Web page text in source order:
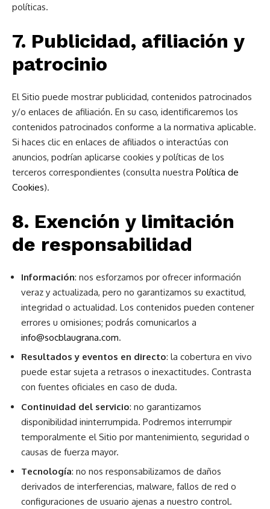
políticas.
7. Publicidad, afiliación y
patrocinio
El Sitio puede mostrar publicidad, contenidos patrocinados
y/o enlaces de afiliación. En su caso, identificaremos los
contenidos patrocinados conforme a la normativa aplicable.
Si haces clic en enlaces de afiliados o interactúas con
anuncios, podrían aplicarse cookies y políticas de los
terceros correspondientes (consulta nuestra Política de
Cookies).
8. Exención y limitación
de responsabilidad
Información: nos esforzamos por ofrecer información
veraz y actualizada, pero no garantizamos su exactitud,
integridad o actualidad. Los contenidos pueden contener
errores u omisiones; podrás comunicarlos a
info@socblaugrana.com.
Resultados y eventos en directo: la cobertura en vivo
puede estar sujeta a retrasos o inexactitudes. Contrasta
con fuentes oficiales en caso de duda.
Continuidad del servicio: no garantizamos
disponibilidad ininterrumpida. Podremos interrumpir
temporalmente el Sitio por mantenimiento, seguridad o
causas de fuerza mayor.
Tecnología: no nos responsabilizamos de daños
derivados de interferencias, malware, fallos de red o
configuraciones de usuario ajenas a nuestro control.